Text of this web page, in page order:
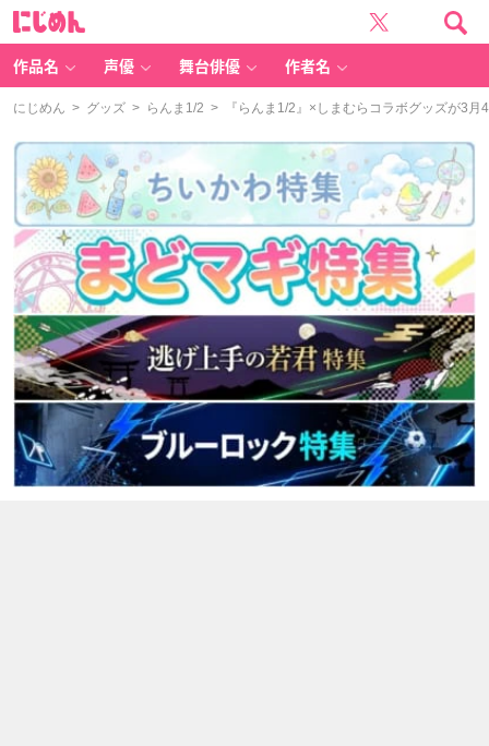
作品名 声優 舞台俳優 作者名
にじめん > グッズ > らんま1/2 > 『らんま1/2』×しまむらコラボグッズが3月